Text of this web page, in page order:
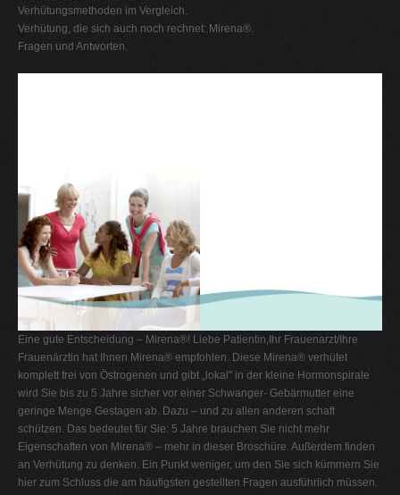
Verhütungsmethoden im Vergleich.
Verhütung, die sich auch noch rechnet: Mirena®.
Fragen und Antworten.
Eine gute Entscheidung – Mirena®! Liebe Patientin,Ihr Frauenarzt/Ihre
Frauenärztin hat Ihnen Mirena® empfohlen. Diese Mirena® verhütet
komplett frei von Östrogenen und gibt „lokal" in der kleine Hormonspirale
wird Sie bis zu 5 Jahre sicher vor einer Schwanger- Gebärmutter eine
geringe Menge Gestagen ab. Dazu – und zu allen anderen schaft
schützen. Das bedeutet für Sie: 5 Jahre brauchen Sie nicht mehr
Eigenschaften von Mirena® – mehr in dieser Broschüre. Außerdem finden
an Verhütung zu denken. Ein Punkt weniger, um den Sie sich kümmern Sie
hier zum Schluss die am häufigsten gestellten Fragen ausführlich müssen.